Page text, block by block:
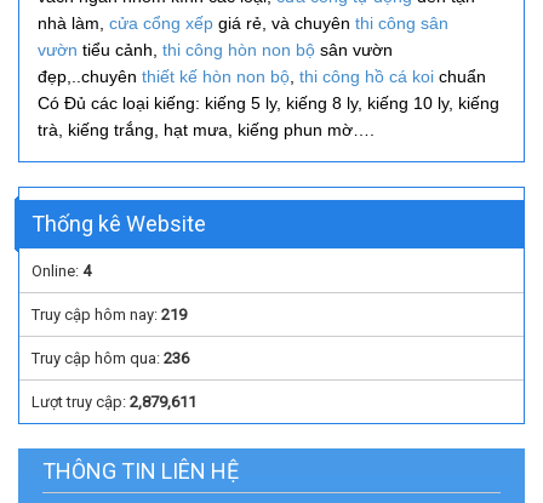
nhà làm, cửa cổng xếp giá rẻ, và chuyên thi công sân
vườn tiểu cảnh, thi công hòn non bộ sân vườn
đẹp,..chuyên thiết kế hòn non bộ, thi công hồ cá koi chuẩn
Có Đủ các loại kiếng: kiếng 5 ly, kiếng 8 ly, kiếng 10 ly, kiếng
trà, kiếng trắng, hạt mưa, kiếng phun mờ….
Thống kê Website
Online: 4
Truy cập hôm nay: 219
Truy cập hôm qua: 236
Lượt truy cập: 2,879,611
THÔNG TIN LIÊN HỆ